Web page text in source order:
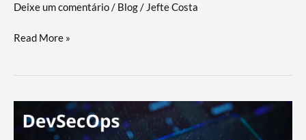
a
workflows
Deixe um comentário/ Blog/ Jefte Costa
teste
palyer
Lance
Read More »